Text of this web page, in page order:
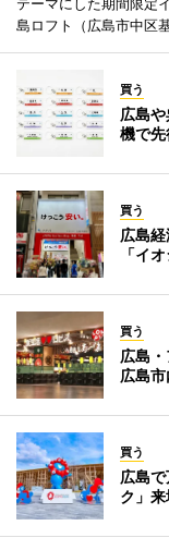
テーマにした期間限定
島ロフト（広島市中区
買う
広島
機で
買う
広島
「イ
買う
広島
広島
買う
広島
ク」